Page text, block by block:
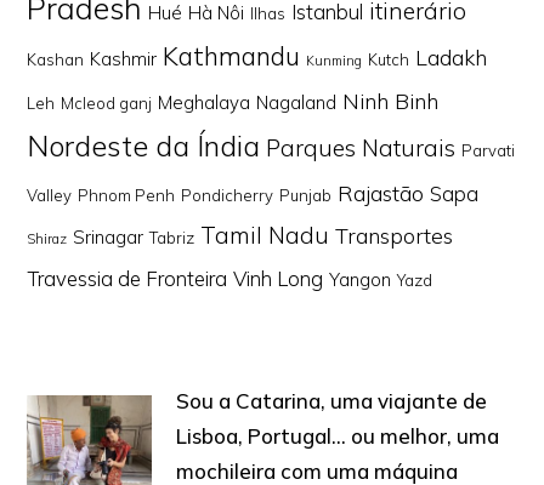
Pradesh Hué Hà Nôi Ilhas Istanbul itinerário
Kashan Kashmir Kathmandu Kunming Kutch Ladakh
Leh Mcleod ganj Meghalaya Nagaland Ninh Binh
Nordeste da Índia Parques Naturais Parvati
Valley Phnom Penh Pondicherry Punjab Rajastão Sapa
Shiraz Srinagar Tabriz Tamil Nadu Transportes
Travessia de Fronteira Vinh Long Yangon Yazd
Sou a Catarina, uma viajante de
Lisboa, Portugal… ou melhor, uma
mochileira com uma máquina